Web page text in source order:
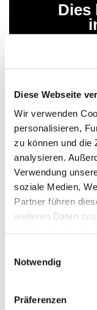
Diese Webseite
Wir verwenden
personalisieren,
zu können und die
analysieren.
Verwendung
soziale Medien,
Partner führen
weiteren Daten
Notwendig
Präferenzen
Dies